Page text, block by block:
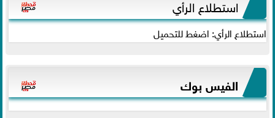
استطلاع الرأي
استطلاع الرأي: اضغط للتحميل
الفيس بوك